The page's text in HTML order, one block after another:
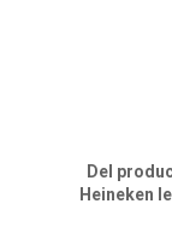
Del
Heineken